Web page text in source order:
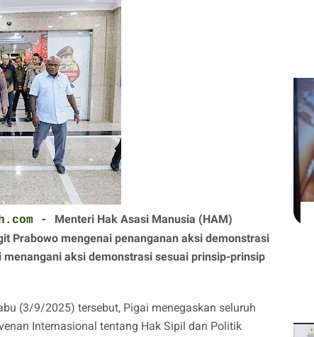
- Menteri Hak Asasi Manusia (HAM)
Prabowo mengenai penanganan aksi demonstrasi
aksi demonstrasi sesuai prinsip-prinsip
(3/9/2025) tersebut, Pigai menegaskan seluruh
Internasional tentang Hak Sipil dan Politik